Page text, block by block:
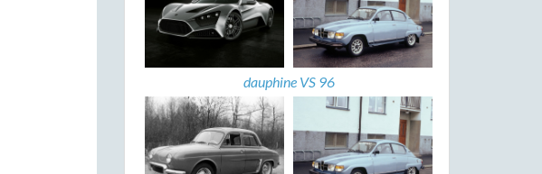
dauphine VS 96